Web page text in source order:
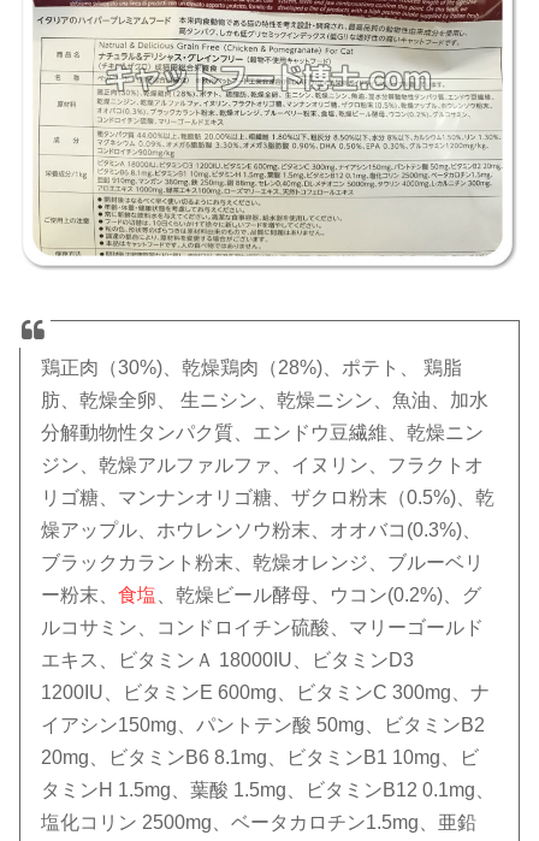
鶏正肉（30%)、乾燥鶏肉（28%)、ポテト、 鶏脂
肪、乾燥全卵、 生ニシン、乾燥ニシン、魚油、加水
分解動物性タンパク質、エンドウ豆繊維、乾燥ニン
ジン、乾燥アルファルファ、イヌリン、フラクトオ
リゴ糖、マンナンオリゴ糖、ザクロ粉末（0.5%)、乾
燥アップル、ホウレンソウ粉末、オオバコ(0.3%)、
ブラックカラント粉末、乾燥オレンジ、ブルーベリ
ー粉末、食塩 、乾燥ビール酵母、ウコン(0.2%)、グ
ルコサミン、コンドロイチン硫酸、マリーゴールド
エキス、ビタミンＡ 18000IU、ビタミンD3
1200IU、ビタミンE 600mg、ビタミンC 300mg、ナ
イアシン150mg、パントテン酸 50mg、ビタミンB2
20mg、ビタミンB6 8.1mg、ビタミンB1 10mg、ビ
タミンH 1.5mg、葉酸 1.5mg、ビタミンB12 0.1mg、
塩化コリン 2500mg、ベータカロチン1.5mg、亜鉛